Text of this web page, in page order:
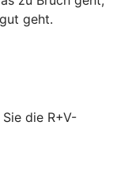
geht.
die R+V-